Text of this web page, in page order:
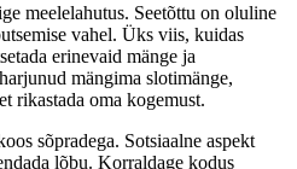
meelelahutus. Seetõttu on oluline
vahel. Üks viis, kuidas
erinevaid mänge ja
mängima slotimänge,
rikastada oma kogemust.
sõpradega. Sotsiaalne aspekt
lõbu. Korraldage kodus